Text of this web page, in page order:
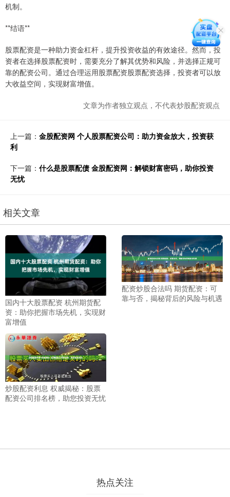
机制。
**结语**
股票配资是一种助力资金杠杆，提升投资收益的有效途径。然而，投
资者在选择股票配资时，需要充分了解其优势和风险，并选择正规可
靠的配资公司。通过合理运用股票配资股票配资选择，投资者可以放
大收益空间，实现财富增值。
文章为作者独立观点，不代表炒股配资观点
上一篇： 金股配资网 个人股票配资公司：助力资金放大，投资获
利
下一篇： 什么是股票配债 金股配资网：解锁财富密码，助你投资
无忧
相关文章
国内十大股票配资 杭州期货配
资：助你把握市场先机，实现财
富增值
配资炒股合法吗 期货配资：可
靠与否，揭秘背后的风险与机遇
炒股配资利息 权威揭秘：股票
配资公司排名榜，助您投资无忧
热点关注